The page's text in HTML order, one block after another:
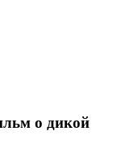
о дикой